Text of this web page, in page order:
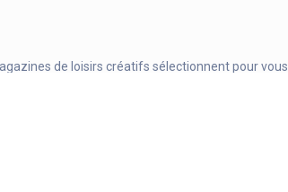
de loisirs créatifs sélectionnent pour